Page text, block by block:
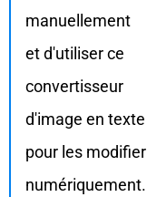
manuellement
et d'utiliser ce
convertisseur
d'image en texte
pour les modifier
numériquement.